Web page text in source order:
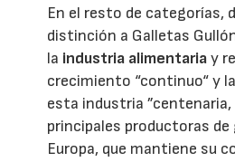
En el resto de categorías,
distinción a Galletas
la industria alimentariay
crecimiento “continuo“ y
esta industria ”centenaria,
principales productoras de
Europa, que mantiene su